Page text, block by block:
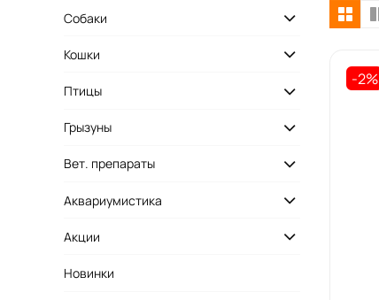
-2%
Собаки
Кошки
Птицы
Грызуны
Вет. препараты
Аквариумистика
Акции
Новинки